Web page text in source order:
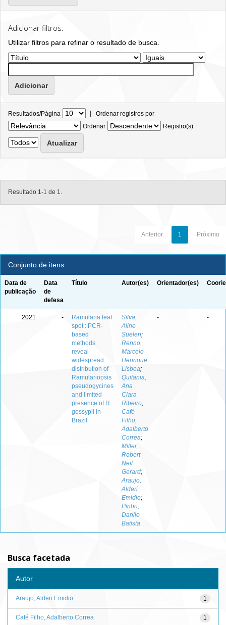
Adicionar filtros:
Utilizar filtros para refinar o resultado de busca.
Resultados/Página | Ordenar registros por
Ordenar
Registro(s)
Resultado 1-1 de 1.
Anterior 1 Próximo
Conjunto de itens:
Data de
publicação
Data
de
defesa
Título Autor(es) Orientador(es)
2021 -
Ramularia leaf
spot : PCR-
based
methods
reveal
widespread
distribution of
Ramulariopsis
pseudogycines
and limited
presence of R.
gossypii in
Brazil
Silva,
Aline
Suelen;
Renno,
Marcelo
Henrique
Lisboa;
Quitania,
Ana
Clara
Ribeiro;
Café
Filho,
Adalberto
Correa;
Miller,
Robert
Neil
Gerard;
Araujo,
Alderi
Emidio;
Pinho,
Danilo
Batista
- -
Busca facetada
Autor
1
Araujo, Alderi Emidio
1
Café Filho, Adalberto Correa